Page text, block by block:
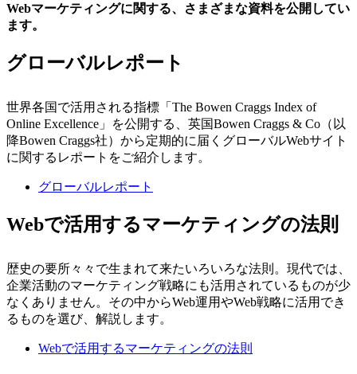
Webマーケティングに関する、さまざまな資料を公開してい
ます。
グローバルレポート
世界各国で活用される指標「The Bowen Craggs Index of
Online Excellence」を公開する、英国Bowen Craggs & Co（以
降Bowen Craggs社）から定期的に届くグローバルWebサイト
に関するレポートをご紹介します。
グローバルレポート
Webで活用するマーケティングの法則
歴史の要所々々で生まれて来たいろいろな法則。現代では、
企業活動のマーケティング戦略にも活用されているものが少
なくありません。その中からWeb運用やWeb戦略に活用でき
るものを選び、解説します。
Webで活用するマーケティングの法則